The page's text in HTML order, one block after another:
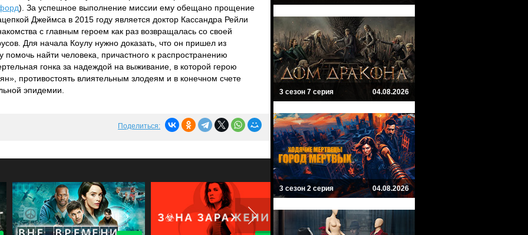
). За успешное выполнение миссии ему обещано прощение
Джеймса в 2015 году является доктор Кассандра Рейли
с главным героем как раз возвращалась со своей
Для начала Коулу нужно доказать, что он пришел из
помочь найти человека, причастного к распространению
гонка за надеждой на выживание, в которой герою
противостоять влиятельным злодеям и в конечном счете
эпидемии.
Поделиться:
3 сезон 7 серия 04.08.2026
3 сезон 2 серия 04.08.2026